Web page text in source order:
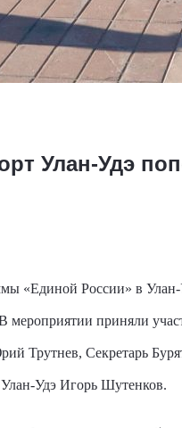
Улан-Удэ
«Единой России» в
мероприятии приняли
Трутнев, Секретарь
Удэ Игорь Шутенков.